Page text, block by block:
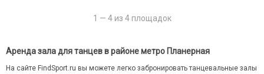
1 — 4 из 4 площадок
Аренда зала для танцев в районе метро Планерная
На сайте FindSport.ru вы можете легко забронировать танцевальные залы